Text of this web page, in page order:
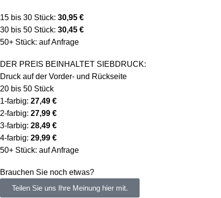
15 bis 30 Stück: 30,95 €
30 bis 50 Stück: 30,45 €
50+ Stück: auf Anfrage
DER PREIS BEINHALTET SIEBDRUCK:
Druck auf der Vorder- und Rückseite
20 bis 50 Stück
1-farbig: 27,49 €
2-farbig: 27,99 €
3-farbig: 28,49 €
4-farbig: 29,99 €
50+ Stück: auf Anfrage
Brauchen Sie noch etwas?
Teilen Sie uns Ihre Meinung hier mit.